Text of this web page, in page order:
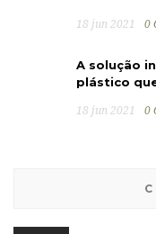
18 jun 2021 0
A solução
plástico
18 jun 2021 0